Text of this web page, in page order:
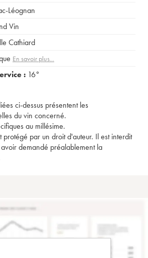
Léognan
Vin
Cathiard
En savoir plus...
: 16°
ci-dessus présentent les
du vin concerné.
au millésime.
protégé par un droit d'auteur. Il est interdit
demandé préalablement la